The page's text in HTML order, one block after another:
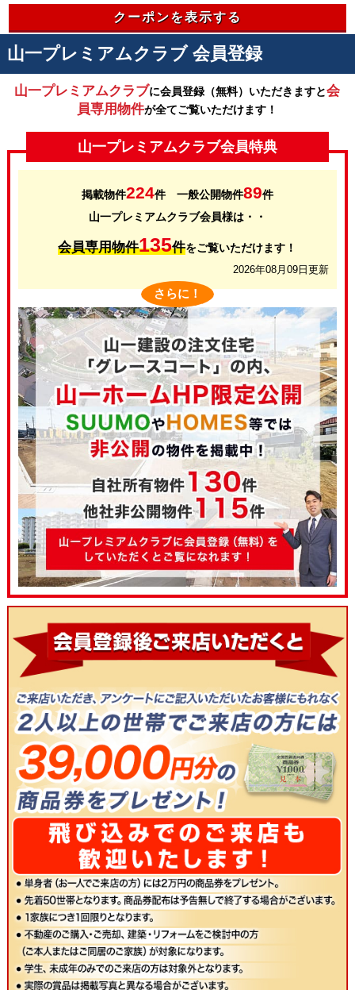
クーポンを表示する
山一プレミアムクラブ 会員登録
山一プレミアムクラブに会員登録（無料）いただきますと会
員専用物件が全てご覧いただけます！
山一プレミアムクラブ会員特典
掲載物件224件 一般公開物件89件
山一プレミアムクラブ会員様は・・
会員専用物件135件をご覧いただけます！
2026年08月09日更新
さらに！